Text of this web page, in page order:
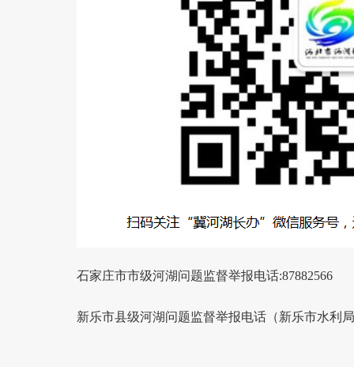
石家庄市市级河湖问题监督举报电话:87882566
新乐市县级河湖问题监督举报电话（新乐市水利